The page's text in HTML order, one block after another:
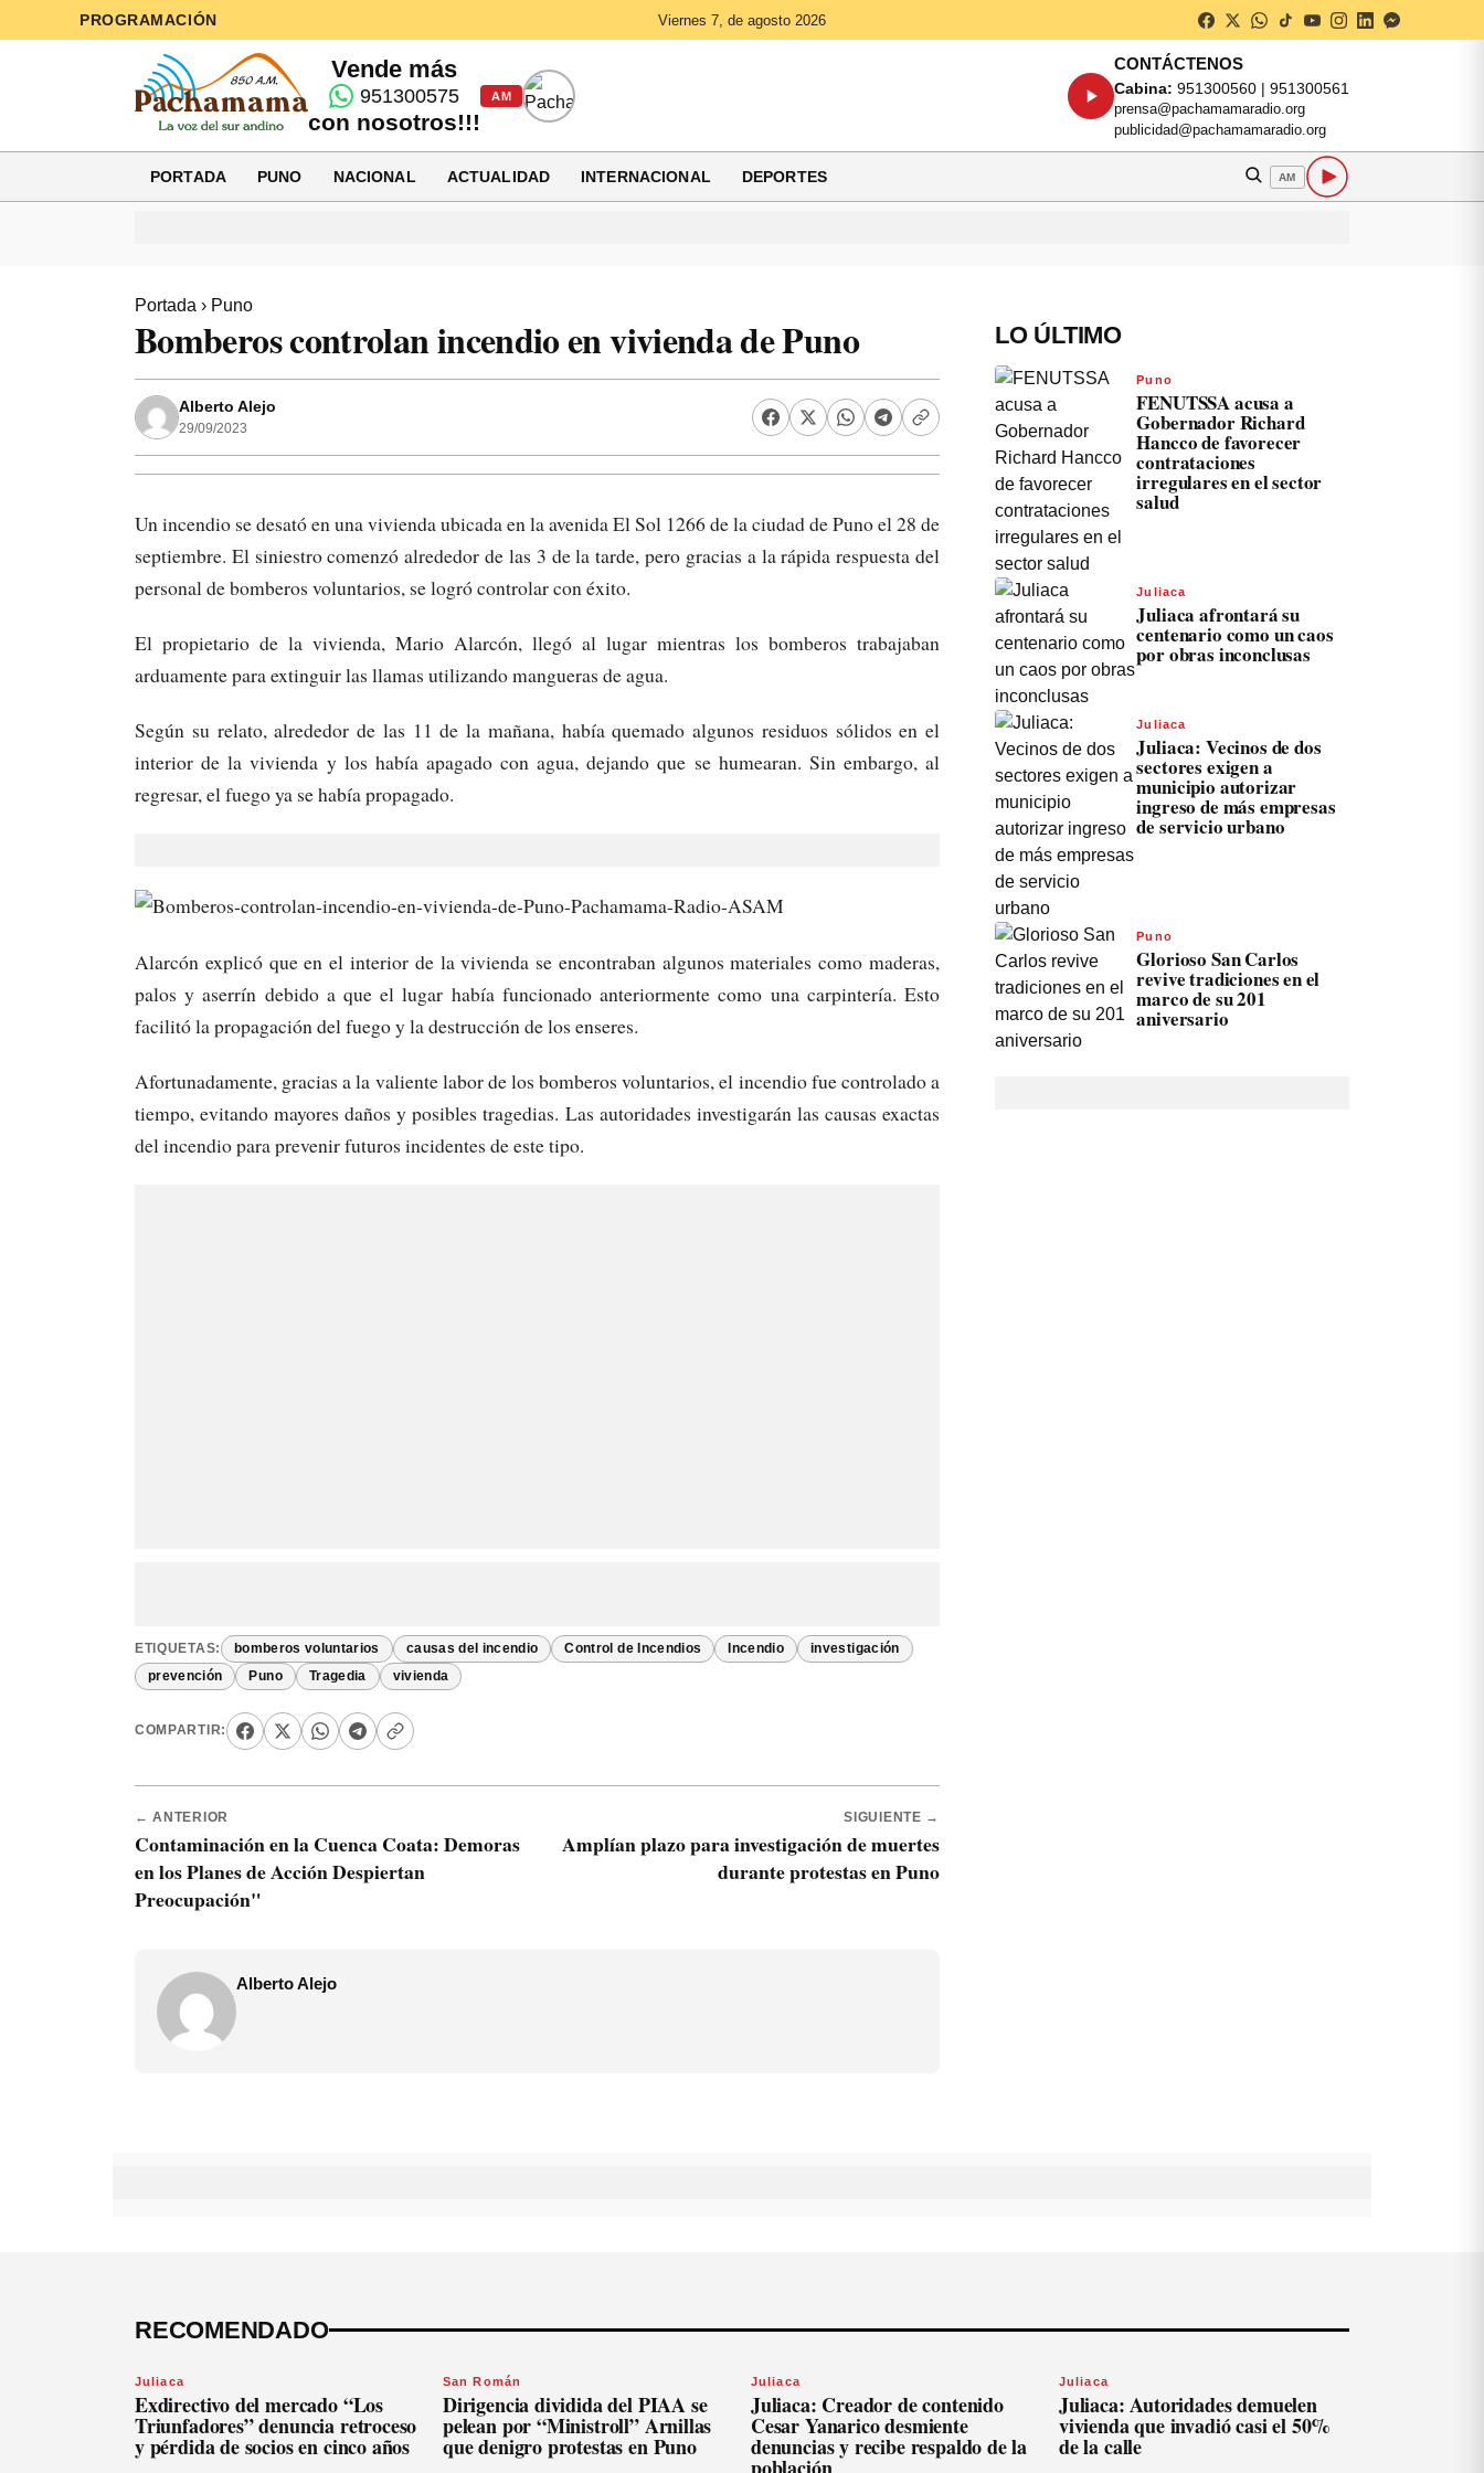
PROGRAMACIÓN Viernes 7, de agosto 2026
Vende más
951300575
con nosotros!!!
AM
CONTÁCTENOS
Cabina: 951300560 | 951300561
prensa@pachamamaradio.org
publicidad@pachamamaradio.org
PORTADA PUNO NACIONAL ACTUALIDAD INTERNACIONAL DEPORTES AM
Portada › Puno
Bomberos controlan incendio en vivienda de Puno
Alberto Alejo
29/09/2023
Un incendio se desató en una vivienda ubicada en la avenida El Sol 1266 de la ciudad de Puno el 28 de
septiembre. El siniestro comenzó alrededor de las 3 de la tarde, pero gracias a la rápida respuesta del
personal de bomberos voluntarios, se logró controlar con éxito.
El propietario de la vivienda, Mario Alarcón, llegó al lugar mientras los bomberos trabajaban
arduamente para extinguir las llamas utilizando mangueras de agua.
Según su relato, alrededor de las 11 de la mañana, había quemado algunos residuos sólidos en el
interior de la vivienda y los había apagado con agua, dejando que se humearan. Sin embargo, al
regresar, el fuego ya se había propagado.
Alarcón explicó que en el interior de la vivienda se encontraban algunos materiales como maderas,
palos y aserrín debido a que el lugar había funcionado anteriormente como una carpintería. Esto
facilitó la propagación del fuego y la destrucción de los enseres.
Afortunadamente, gracias a la valiente labor de los bomberos voluntarios, el incendio fue controlado a
tiempo, evitando mayores daños y posibles tragedias. Las autoridades investigarán las causas exactas
del incendio para prevenir futuros incidentes de este tipo.
ETIQUETAS: bomberos voluntarios causas del incendio Control de Incendios Incendio investigación
prevención Puno Tragedia vivienda
COMPARTIR:
← ANTERIOR
Contaminación en la Cuenca Coata: Demoras
en los Planes de Acción Despiertan
Preocupación"
SIGUIENTE →
Amplían plazo para investigación de muertes
durante protestas en Puno
Alberto Alejo
LO ÚLTIMO
Puno
FENUTSSA acusa a
Gobernador Richard
Hancco de favorecer
contrataciones
irregulares en el sector
salud
Juliaca
Juliaca afrontará su
centenario como un caos
por obras inconclusas
Juliaca
Juliaca: Vecinos de dos
sectores exigen a
municipio autorizar
ingreso de más empresas
de servicio urbano
Puno
Glorioso San Carlos
revive tradiciones en el
marco de su 201
aniversario
RECOMENDADO
Juliaca
Exdirectivo del mercado “Los
Triunfadores” denuncia retroceso
y pérdida de socios en cinco años
San Román
Dirigencia dividida del PIAA se
pelean por “Ministroll” Arnillas
que denigro protestas en Puno
Juliaca
Juliaca: Creador de contenido
Cesar Yanarico desmiente
denuncias y recibe respaldo de la
población
Juliaca
Juliaca: Autoridades demuelen
vivienda que invadió casi el 50%
de la calle